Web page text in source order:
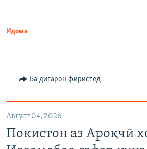
Идома
Ба дигарон фиристед
Август 04, 2026
Покистон аз Ароқчӣ